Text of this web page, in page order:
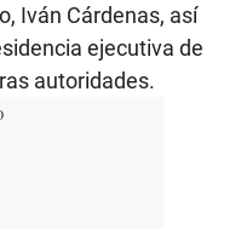
Iván Cárdenas, así
ejecutiva de
autoridades.